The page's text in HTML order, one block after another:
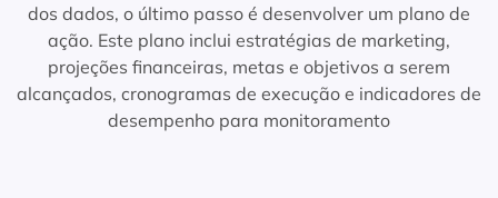
dos dados, o último passo é desenvolver um plano de
ação. Este plano inclui estratégias de marketing,
projeções financeiras, metas e objetivos a serem
alcançados, cronogramas de execução e indicadores de
desempenho para monitoramento